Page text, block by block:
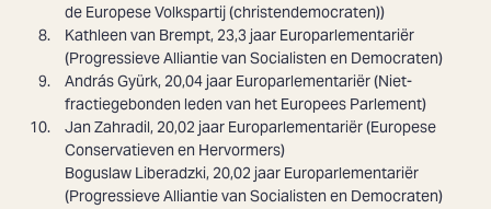
de Europese Volkspartij (christendemocraten))
Kathleen van Brempt, 23,3 jaar Europarlementariër
(Progressieve Alliantie van Socialisten en Democraten)
András Gyürk, 20,04 jaar Europarlementariër (Niet-
fractiegebonden leden van het Europees Parlement)
Jan Zahradil, 20,02 jaar Europarlementariër (Europese
Conservatieven en Hervormers)
Boguslaw Liberadzki, 20,02 jaar Europarlementariër
(Progressieve Alliantie van Socialisten en Democraten)